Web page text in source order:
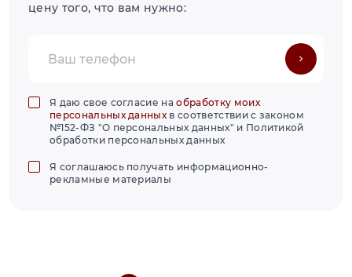
цену того, что вам нужно:
Я даю свое согласие наобработку моих
персональных данныхв соответствии с законом
№152-ФЗ "О персональных данных" и Политикой
обработки персональных данных
Я соглашаюсь получать информационно-
рекламные материалы